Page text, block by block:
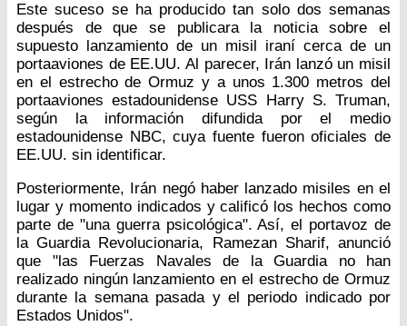
Este suceso se ha producido tan solo dos semanas
después de que se publicara la noticia sobre el
supuesto lanzamiento de un misil iraní cerca de un
portaaviones de EE.UU. Al parecer, Irán lanzó un misil
en el estrecho de Ormuz y a unos 1.300 metros del
portaaviones estadounidense USS Harry S. Truman,
según la información difundida por el medio
estadounidense NBC, cuya fuente fueron oficiales de
EE.UU. sin identificar.
Posteriormente, Irán negó haber lanzado misiles en el
lugar y momento indicados y calificó los hechos como
parte de "una guerra psicológica". Así, el portavoz de
la Guardia Revolucionaria, Ramezan Sharif, anunció
que "las Fuerzas Navales de la Guardia no han
realizado ningún lanzamiento en el estrecho de Ormuz
durante la semana pasada y el periodo indicado por
Estados Unidos".